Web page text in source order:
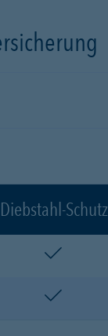
Diebstahl-Schutz